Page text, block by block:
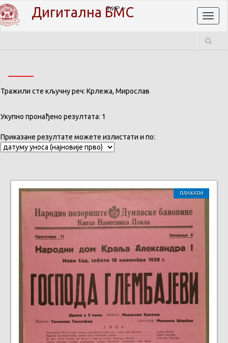
Дигитална БМС
ЋИР
Тражили сте кључну реч: Крлежа, Мирослав
Укупно пронађено резултата: 1
Приказане резултате можете излистати и по:
ПЛАКАТИ